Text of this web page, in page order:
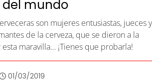
del mundo
son mujeres entusiastas, jueces y
de la cerveza, que se dieron a la
maravilla… ¡Tienes que probarla!
01/03/2019